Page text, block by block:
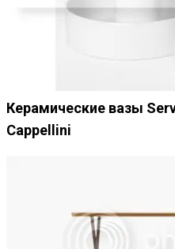
Керамические вазы
Cappellini